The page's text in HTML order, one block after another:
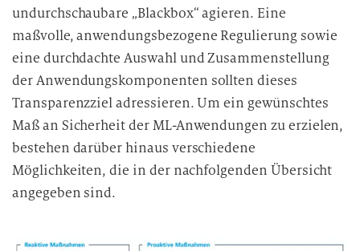
undurchschaubare „Blackbox“ agieren. Eine
maßvolle, anwendungsbezogene Regulierung sowie
eine durchdachte Auswahl und Zusammenstellung
der Anwendungskomponenten sollten dieses
Transparenzziel adressieren. Um ein gewünschtes
Maß an Sicherheit der ML-Anwendungen zu erzielen,
bestehen darüber hinaus verschiedene
Möglichkeiten, die in der nachfolgenden Übersicht
angegeben sind.